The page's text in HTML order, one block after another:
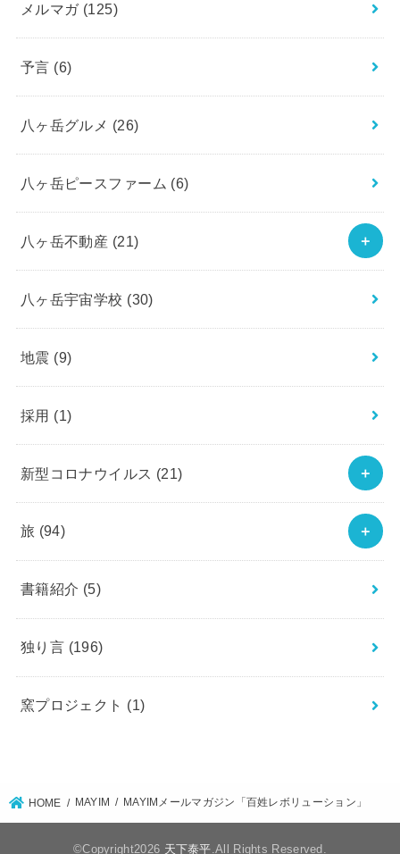
メルマガ (125)
予言 (6)
八ヶ岳グルメ (26)
八ヶ岳ピースファーム (6)
八ヶ岳不動産 (21)
八ヶ岳宇宙学校 (30)
地震 (9)
採用 (1)
新型コロナウイルス (21)
旅 (94)
書籍紹介 (5)
独り言 (196)
窯プロジェクト (1)
HOME MAYIM MAYIMメールマガジン「百姓レボリューション」
©Copyright2026 天下泰平.All Rights Reserved.